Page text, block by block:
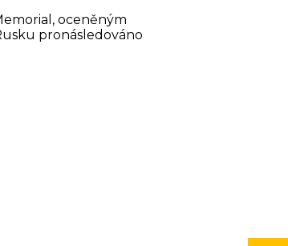
oceněným
pronásledováno